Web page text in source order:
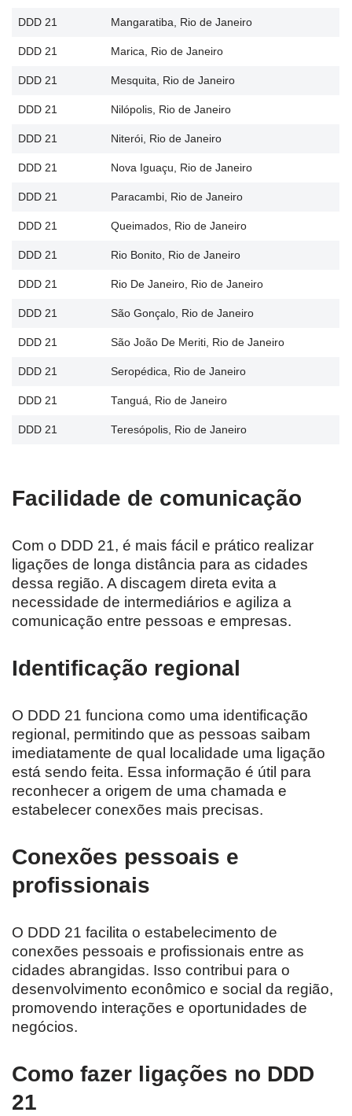
DDD 21 Mangaratiba, Rio de Janeiro
DDD 21 Marica, Rio de Janeiro
DDD 21 Mesquita, Rio de Janeiro
DDD 21 Nilópolis, Rio de Janeiro
DDD 21 Niterói, Rio de Janeiro
DDD 21 Nova Iguaçu, Rio de Janeiro
DDD 21 Paracambi, Rio de Janeiro
DDD 21 Queimados, Rio de Janeiro
DDD 21 Rio Bonito, Rio de Janeiro
DDD 21 Rio De Janeiro, Rio de Janeiro
DDD 21 São Gonçalo, Rio de Janeiro
DDD 21 São João De Meriti, Rio de Janeiro
DDD 21 Seropédica, Rio de Janeiro
DDD 21 Tanguá, Rio de Janeiro
DDD 21 Teresópolis, Rio de Janeiro
Facilidade de comunicação
Com o DDD 21, é mais fácil e prático realizar
ligações de longa distância para as cidades
dessa região. A discagem direta evita a
necessidade de intermediários e agiliza a
comunicação entre pessoas e empresas.
Identificação regional
O DDD 21 funciona como uma identificação
regional, permitindo que as pessoas saibam
imediatamente de qual localidade uma ligação
está sendo feita. Essa informação é útil para
reconhecer a origem de uma chamada e
estabelecer conexões mais precisas.
Conexões pessoais e
profissionais
O DDD 21 facilita o estabelecimento de
conexões pessoais e profissionais entre as
cidades abrangidas. Isso contribui para o
desenvolvimento econômico e social da região,
promovendo interações e oportunidades de
negócios.
Como fazer ligações no DDD
21